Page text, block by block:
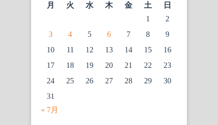
月 火 水 木 金 土
日
1
2
3
4 5 6 7 8
9
10
11 12 13 14 15
16
17
18 19 20 21 22
23
24
25 26 27 28 29
30
31
« 7月